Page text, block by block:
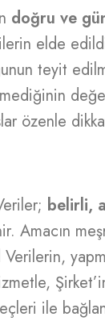
doğru ve
elde
teyit
özenle
belirli,
Amacın
ile